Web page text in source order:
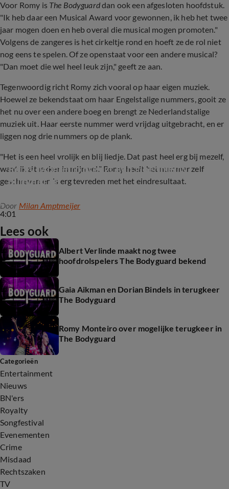
Voor Romy is The Bodyguarddan ook een afgesloten hoofdstuk.
"Ik heb daar een Musical Award voor gewonnen, ik heb het twee
jaar mogen doen en heb overal die musical mogen promoten."
Volgens de zangeres is het cirkeltje rond en hoeft ze de rol niet
nog eens te spelen. Of ze openstaat voor een andere musical?
"Dan moet die wel heel leuk zijn," geeft ze aan.
Tegenwoordig richt Romy zich vooral op haar eigen muziek.
Hoewel ze bekendstaat om haar Engelstalige nummers, gooit ze
het nu over een andere boeg en brengt ze Nederlandstalige
muziek uit. Haar eerste nummer werd vrijdag uitgebracht, en er
liggen nog drie nummers op de plank.
"Het is een heel vrolijk en blij liedje. Dat past heel erg bij mezelf,
want ik zit lekker in mijn vel." Romy heeft het nummer zelf
geschreven en is erg tevreden met het eindresultaat.
4:01
Romy Monteiro brengt een gloednieuw
nummer uit
Door Milan Amptmeijer
Lees ook
Albert Verlinde maakt nog twee
hoofdrolspelers The Bodyguard bekend
Gaia Aikman en Dorian Bindels in terugkeer
The Bodyguard
Romy Monteiro over mogelijke terugkeer in
The Bodyguard
Categorieën
Entertainment
Nieuws
BN'ers
Royalty
Songfestival
Evenementen
Crime
Misdaad
Rechtszaken
TV